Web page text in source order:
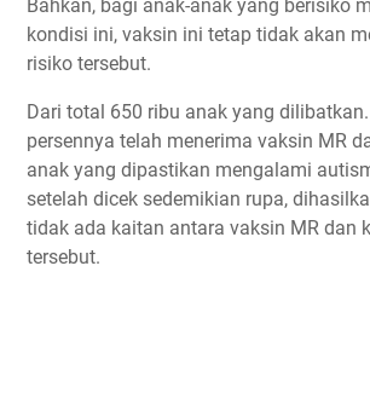
Bahkan, bagi anak-anak yang berisiko
kondisi ini, vaksin ini tetap tidak akan
risiko tersebut.
Dari total 650 ribu anak yang
persennya telah menerima vaksin MR
anak yang dipastikan mengalami
setelah dicek sedemikian rupa,
tidak ada kaitan antara vaksin MR dan
tersebut.